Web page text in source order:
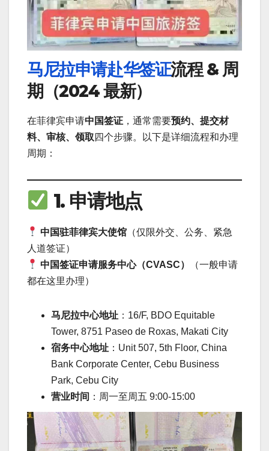
马尼拉申请赴华签证流程 & 周
期（2024 最新）
在菲律宾申请中国签证 ，通常需要预约、提交材
料、审核、领取 四个步骤。以下是详细流程和办理
周期：
1. 申请地点
中国驻菲律宾大使馆 （仅限外交、公务、紧急
人道签证）
中国签证申请服务中心（CVASC）
（一般申请
都在这里办理）
马尼拉中心地址 ：16/F, BDO Equitable
Tower, 8751 Paseo de Roxas, Makati City
宿务中心地址 ：Unit 507, 5th Floor, China
Bank Corporate Center, Cebu Business
Park, Cebu City
营业时间 ：周一至周五 9:00-15:00